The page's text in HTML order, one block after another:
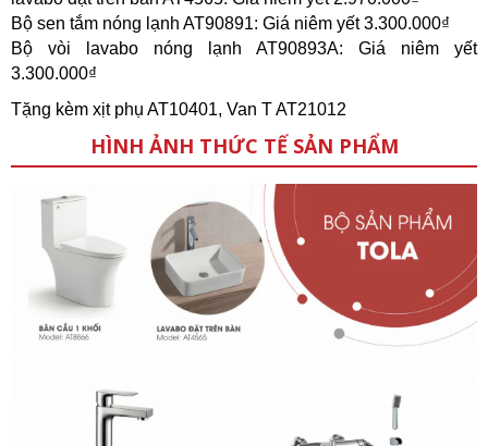
Bộ sen tắm nóng lạnh AT90891: Giá niêm yết 3.300.000₫
Bộ vòi lavabo nóng lạnh AT90893A: Giá niêm yết
3.300.000₫
Tặng kèm xịt phụ AT10401, Van T AT21012
HÌNH ẢNH THỨC TẾ SẢN PHẨM